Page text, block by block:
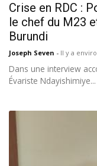
Crise en RDC :
le chef du M23
Burundi
Joseph Seven - Il y a
Dans une interview
Évariste Ndayishimiye...